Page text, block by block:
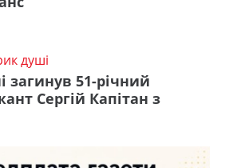
душі
загинув 51-річний
Сергій Капітан з